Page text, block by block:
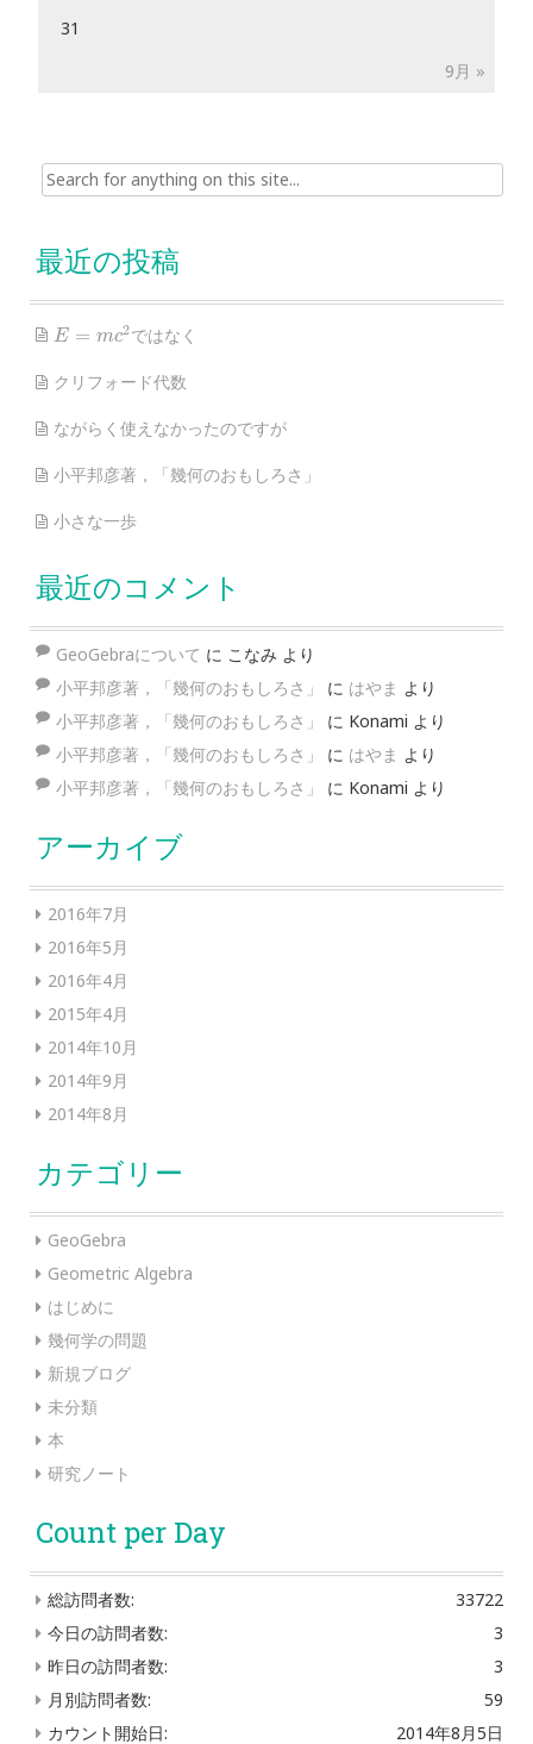
9月 »
31
Search for:
最近の投稿
E = mc2
E= ではなく
クリフォード代数
ながらく使えなかったのですが
小平邦彦著，「幾何のおもしろさ」
小さな一歩
最近のコメント
GeoGebraについて に こなみ より
小平邦彦著，「幾何のおもしろさ」
に はやま より
小平邦彦著，「幾何のおもしろさ」
に Konami より
小平邦彦著，「幾何のおもしろさ」
に はやま より
小平邦彦著，「幾何のおもしろさ」
に Konami より
アーカイブ
2016年7月
2016年5月
2016年4月
2015年4月
2014年10月
2014年9月
2014年8月
カテゴリー
GeoGebra
Geometric Algebra
はじめに
幾何学の問題
新規ブログ
未分類
本
研究ノート
Count per Day
33722
総訪問者数:
3
今日の訪問者数:
3
昨日の訪問者数:
59
月別訪問者数:
2014年8月5日
カウント開始日: